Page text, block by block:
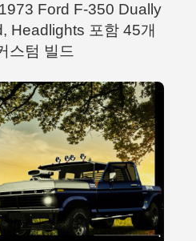
Ford F-350 Dually
Headlights 포함 45개
스텀 빌드